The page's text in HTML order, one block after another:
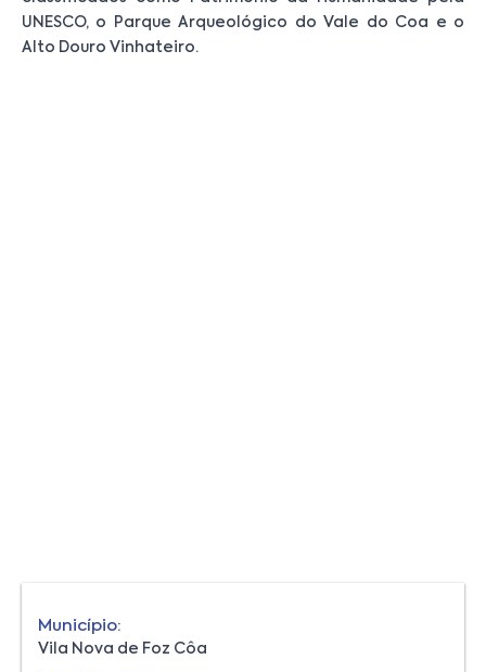
UNESCO, o Parque Arqueológico do Vale do Coa e o
Alto Douro Vinhateiro.
Município:
Vila Nova de Foz Côa